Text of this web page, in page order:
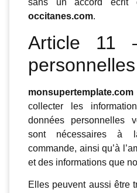
occitanes.com.
Article 11
personnelles
monsupertemplate.com
collecter les
données personnelles
sont nécessaires à
commande, ainsi qu’à
et des informations que
Elles peuvent aussi être